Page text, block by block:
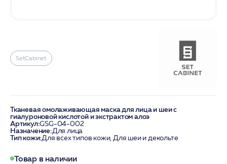
SetCabinet
Тканевая омолаживающая маска для лица и шеи с
гиалуроновой кислотой и экстрактом алоэ
Артикул:GSG-04-002
Назначение:Для лица
Тип кожи:Для всех типов кожи, Для шеи и декольте
Товар в наличии